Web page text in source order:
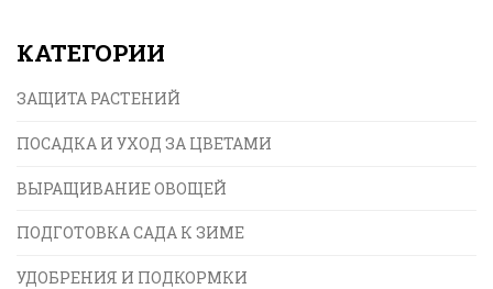
КАТЕГОРИИ
ЗАЩИТА РАСТЕНИЙ
ПОСАДКА И УХОД ЗА ЦВЕТАМИ
ВЫРАЩИВАНИЕ ОВОЩЕЙ
ПОДГОТОВКА САДА К ЗИМЕ
УДОБРЕНИЯ И ПОДКОРМКИ